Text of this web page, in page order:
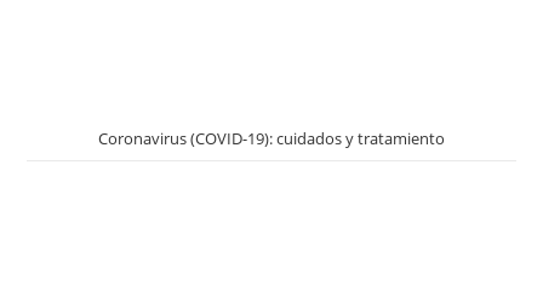
Coronavirus (COVID-19): cuidados y tratamiento